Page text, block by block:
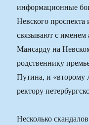
информационные
Невского
связывают с именем
Мансарду на
родственнику
Путина, и «второму
ректору
Несколько